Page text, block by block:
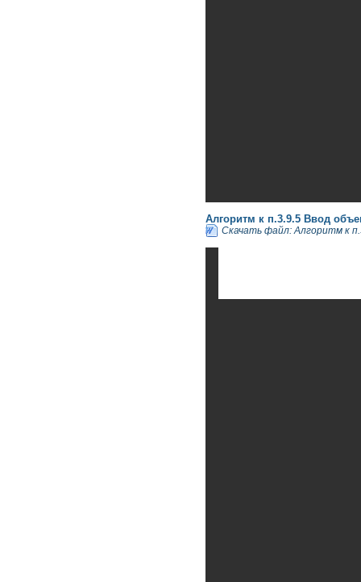
Алгоритм к п.3.9.5 Ввод
Скачать файл: Алгоритм к